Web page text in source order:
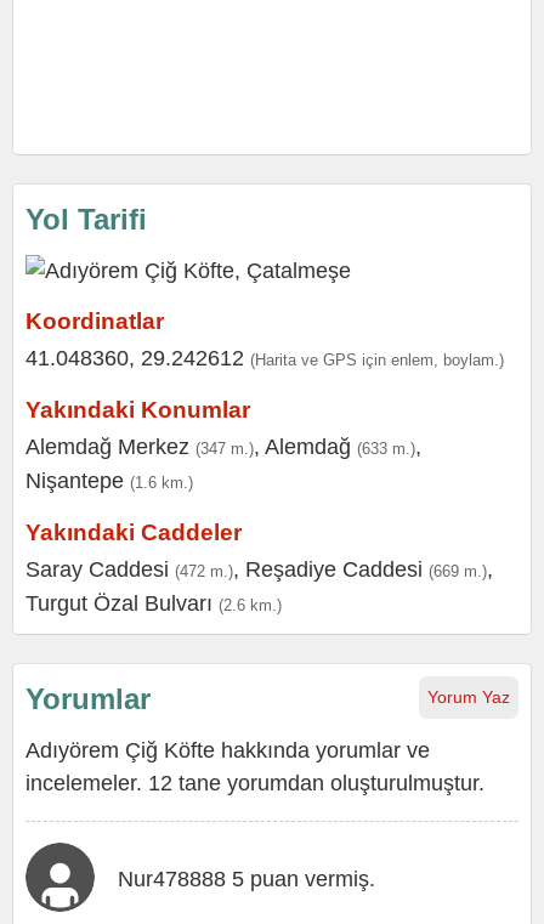
Yol Tarifi
Koordinatlar
41.048360, 29.242612 (Harita ve GPS için enlem, boylam.)
Yakındaki Konumlar
Alemdağ Merkez (347 m.), Alemdağ (633 m.),
Nişantepe (1.6 km.)
Yakındaki Caddeler
Saray Caddesi (472 m.), Reşadiye Caddesi (669 m.),
Turgut Özal Bulvarı (2.6 km.)
Yorum Yaz
Yorumlar
Adıyörem Çiğ Köfte hakkında yorumlar ve
incelemeler. 12 tane yorumdan oluşturulmuştur.
Nur478888 5 puan vermiş.